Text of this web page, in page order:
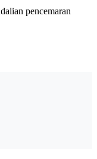
pencemaran